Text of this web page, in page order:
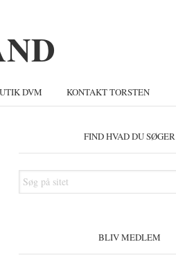
DVM KONTAKT TORSTEN
FIND HVAD DU SØGER
Søg
på
BLIV MEDLEM